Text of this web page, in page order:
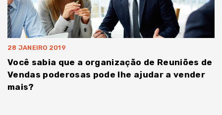
28 JANEIRO 2019
Você sabia que a organização de Reuniões de
Vendas poderosas pode lhe ajudar a vender
mais?